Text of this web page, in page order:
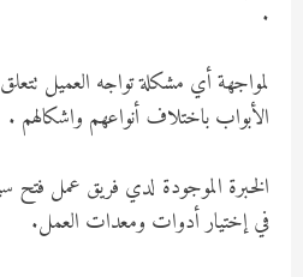
.
لمواجهة أي مشكلة تواجه العميل تتعلق
الأبواب باختلاف أنواعهم واشكالهم .
الخبرة الموجودة لدي فريق عمل فتح
في إختيار أدوات ومعدات العمل.